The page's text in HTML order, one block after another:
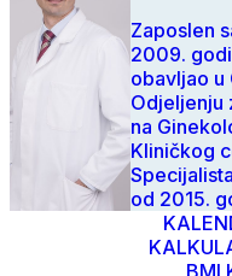
Zaposlen
2009.
obavljao u
Odjeljenju
na
Kliničkog
od 2015.
BMI